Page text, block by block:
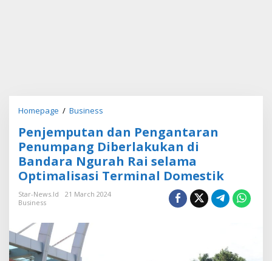
Homepage / Business
n
j
e
m
p
t
Penjemputan dan Pengantaran
Penumpang Diberlakukan di
Bandara Ngurah Rai selama
Optimalisasi Terminal Domestik
Star-News.id
21 March 2024
Business